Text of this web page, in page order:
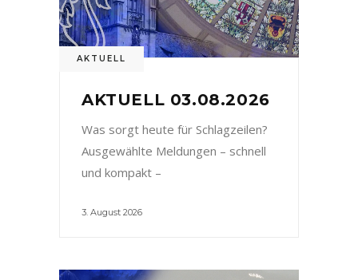
AKTUELL
AKTUELL 03.08.2026
Was sorgt heute für Schlagzeilen?
Ausgewählte Meldungen – schnell
und kompakt –
3. August 2026